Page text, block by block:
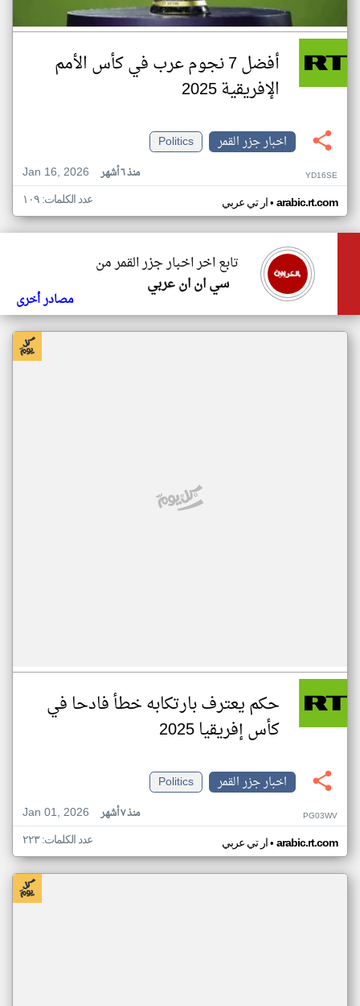
أفضل 7 نجوم عرب في كأس الأمم
الإفريقية 2025
اخبار جزر القمر
Politics
Jan 16, 2026
منذ ٦ أشهر YD16SE
ار تي عربي• arabic.rt.com عدد الكلمات: ١٠٩
تابع اخر اخبار جزر القمر من
سي ان ان عربي
مصادر أخرى
حكم يعترف بارتكابه خطأ فادحا في
كأس إفريقيا 2025
اخبار جزر القمر
Politics
Jan 01, 2026
منذ ٧ أشهر PG03WV
ار تي عربي• arabic.rt.com عدد الكلمات: ٢٢٣